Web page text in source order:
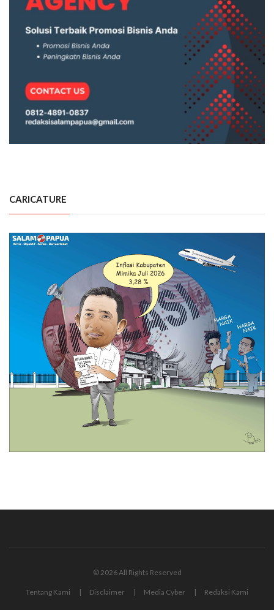
CARICATURE
© 2026 All Rights Reserved
Tentang Kami Disclaimer Media Cyber Redaksi Kami